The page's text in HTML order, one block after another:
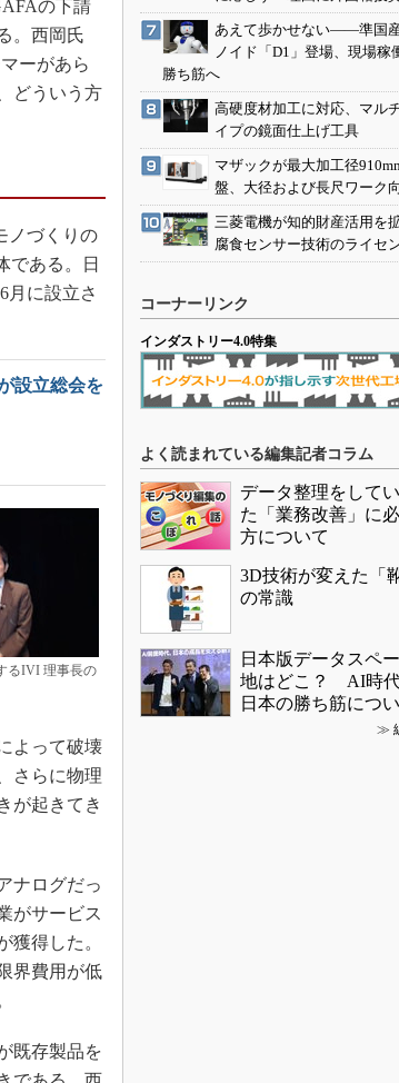
の下請
。西岡氏
ーがあら
どういう方
ノづくりの
である。日
月に設立さ
設立総会を
るIVI 理事長の
よって破壊
さらに物理
が起きてき
ナログだっ
がサービス
獲得した。
界費用が低
既存製品を
あえて歩かせない――準国
ノイド「D1」登場、現場稼
勝ち筋へ
高硬度材加工に対応、マル
イプの鏡面仕上げ工具
マザックが最大加工径
盤、大径および長尺ワーク
三菱電機が知的財産活用を
腐食センサー技術のライセ
コーナーリンク
インダストリー4.0特集
よく読まれている編集記者コラム
データ整理をして
た「業務改善」に
方について
3D技術が変えた「
の常識
日本版データスペ
地はどこ？ AI時
日本の勝ち筋につ
≫